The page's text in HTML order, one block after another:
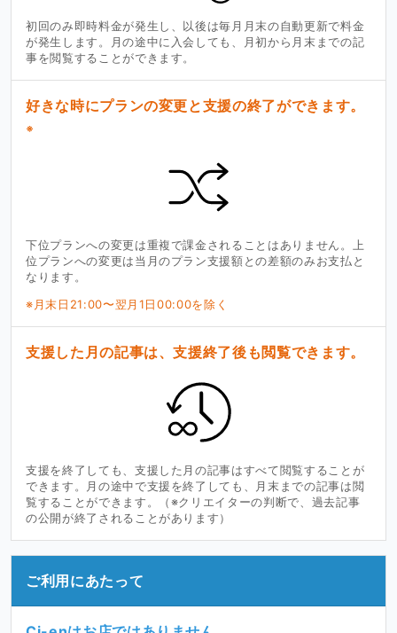
初回のみ即時料金が発生し、以後は毎月月末の自動更新で料金
が発生します。月の途中に入会しても、月初から月末までの記
事を閲覧することができます。
好きな時にプランの変更と支援の終了ができます。
※
下位プランへの変更は重複で課金されることはありません。上
位プランへの変更は当月のプラン支援額との差額のみお支払と
なります。
※月末日21:00〜翌月1日00:00を除く
支援した月の記事は、支援終了後も閲覧できます。
支援を終了しても、支援した月の記事はすべて閲覧することが
できます。月の途中で支援を終了しても、月末までの記事は閲
覧することができます。（※クリエイターの判断で、過去記事
の公開が終了されることがあります）
ご利用にあたって